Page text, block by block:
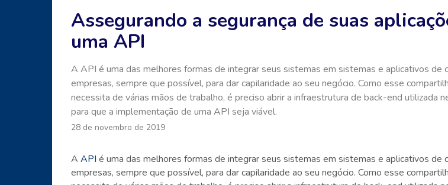
Assegurando a segurança de suas
uma API
A API é uma das melhores formas de integrar seus sistemas em sistemas e aplicativos de
empresas, sempre que possível, para dar capilaridade ao seu negócio. Como esse
necessita de várias mãos de trabalho, é preciso abrir a infraestrutura de back-end utilizada
para que a implementação de uma API seja viável.
28 de novembro de 2019
A API é uma das melhores formas de integrar seus sistemas em sistemas e aplicativos de
empresas, sempre que possível, para dar capilaridade ao seu negócio. Como esse